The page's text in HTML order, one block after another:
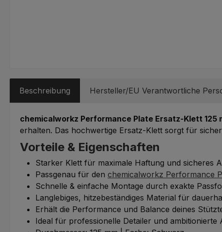
Beschreibung Hersteller/EU Verantwortliche
chemicalworkz Performance Plate Ersatz-Klett 125
erhalten. Das hochwertige Ersatz-Klett sorgt für
Vorteile & Eigenschaften
Starker Klett für maximale Haftung und sicheres
Passgenau für den chemicalworkz Performance
Schnelle & einfache Montage durch exakte
Langlebiges, hitzebeständiges Material für
Erhält die Performance und Balance deines
Ideal für professionelle Detailer und ambitionierte